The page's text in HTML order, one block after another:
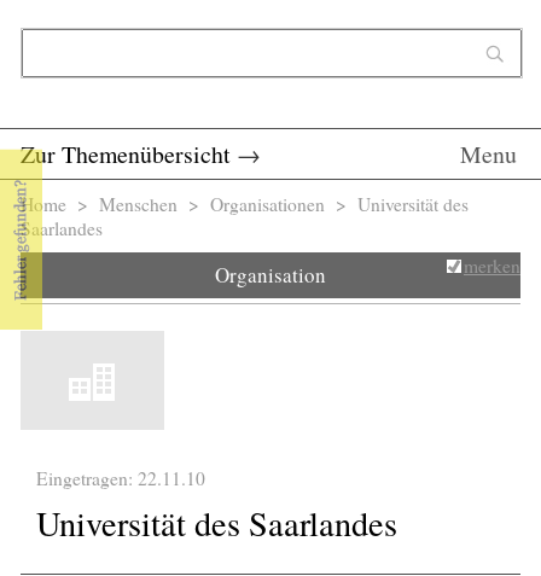
Zur Themenübersicht → Menu
Sie sind hier
Home > Menschen > Organisationen > Universität des
Saarlandes
Organisation merken
Eingetragen: 22.11.10
Universität des Saarlandes